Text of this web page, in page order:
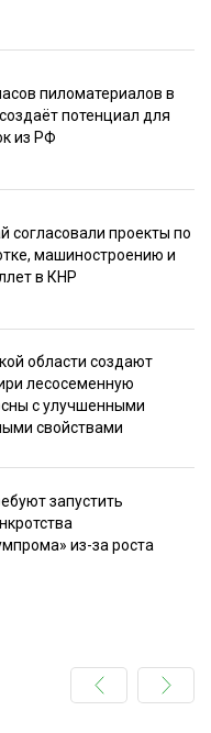
пиломатериалов в
потенциал для
из РФ
согласовали проекты по
машиностроению и
в КНР
области создают
лесосеменную
с улучшенными
свойствами
запустить
из-за роста